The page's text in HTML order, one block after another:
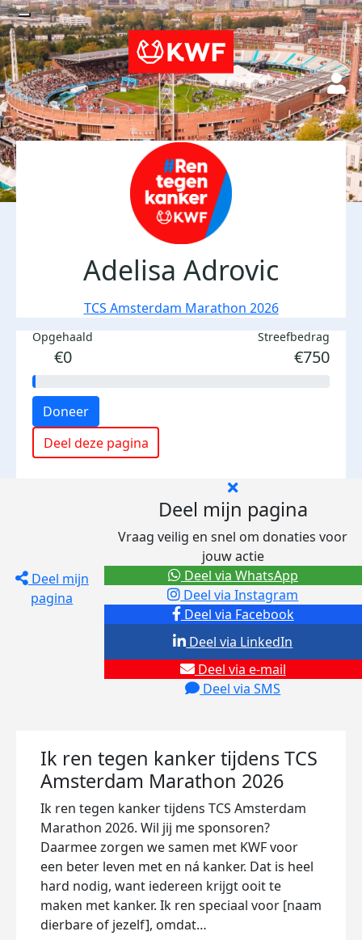
Adelisa Adrovic
TCS Amsterdam Marathon 2026
Opgehaald
€0
Streefbedrag
€750
Doneer
Deel deze pagina
Deel mijn
pagina
Deel mijn pagina
Vraag veilig en snel om donaties voor
jouw actie
Deel via Facebook
Deel via Instagram
Deel via e-mail
Deel via SMS
Deel via LinkedIn
Deel via WhatsApp
Ik ren tegen kanker tijdens TCS
Amsterdam Marathon 2026
Ik ren tegen kanker tijdens TCS Amsterdam
Marathon 2026. Wil jij me sponsoren?
Daarmee zorgen we samen met KWF voor
een beter leven met en ná kanker. Dat is heel
hard nodig, want iedereen krijgt ooit te
maken met kanker. Ik ren speciaal voor [naam
dierbare of jezelf], omdat…